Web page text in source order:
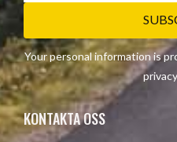
Your personal information is
KONTAKTA OSS